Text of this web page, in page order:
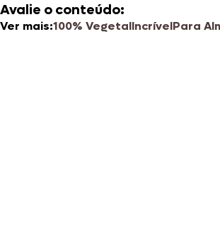
Avalie o conteúdo:
Ver mais:100% VegetalIncrívelPara